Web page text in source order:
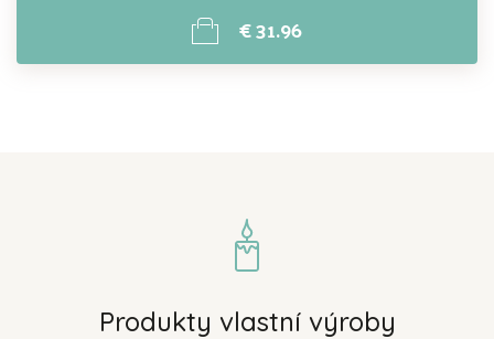
€ 31.96
Produkty vlastní výroby